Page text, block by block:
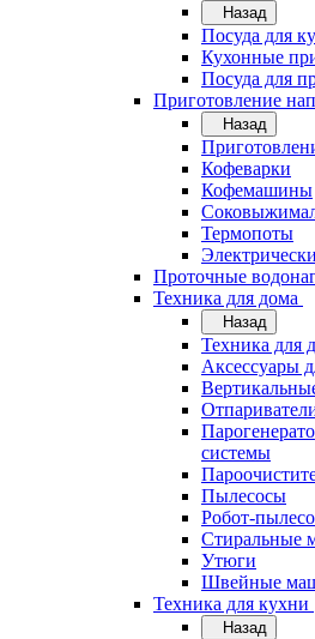
Назад
Посуда для
Кухонные
Посуда для
Приготовление
Назад
Кофеварки
Кофемашины
Термопоты
Проточные
Техника для дома
Назад
Техника для
Аксессуары
системы
Пылесосы
Робот-
Стиральные
Утюги
Швейные
Техника для кухни
Назад